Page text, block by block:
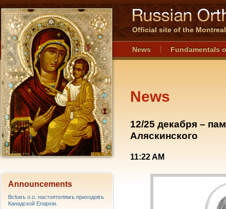
Official site of the
News Fundamentals
News
12/25 декабря –
Аляскинского
11:22 AM
Announcements
Всѣмъ о.о. настоятелямъ приходовъ
Канадской Епархiи.